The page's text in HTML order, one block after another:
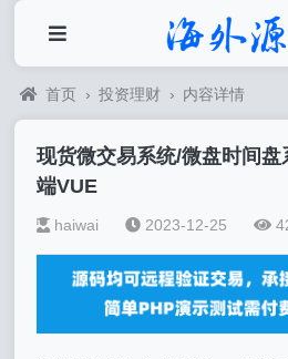
首页 › 投资理财 › 内容详情
现货微交易系统/微盘时间
端VUE
haiwai 2023-12-25